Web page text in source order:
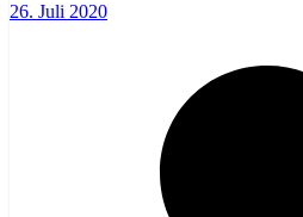
26. Juli 2020